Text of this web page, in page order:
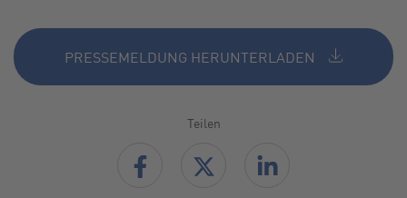
PRESSEMELDUNG HERUNTERLADEN
Teilen